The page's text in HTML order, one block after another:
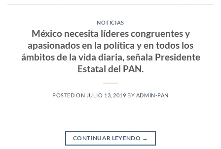
NOTICIAS
México necesita líderes congruentes y
apasionados en la política y en todos los
ámbitos de la vida diaria, señala Presidente
Estatal del PAN.
POSTED ON JULIO 13, 2019 BY ADMIN-PAN
CONTINUAR LEYENDO →